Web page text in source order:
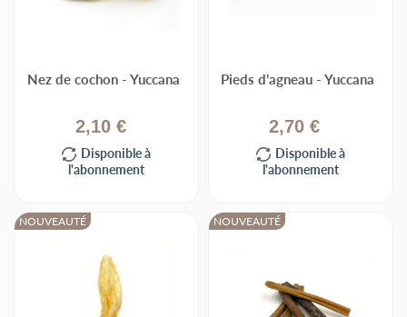
Nez de cochon - Yuccana
2,10 €
Disponible à
l'abonnement
Pieds d’agneau - Yuccana
2,70 €
Disponible à
l'abonnement
NOUVEAUTÉ NOUVEAUTÉ